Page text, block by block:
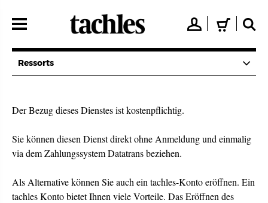
zum
👤 🛒 🔍
Ressorts
Der Bezug dieses Dienstes ist kostenpflichtig.
Sie können diesen Dienst direkt ohne Anmeldung und einmalig
via dem Zahlungssystem Datatrans beziehen.
Als Alternative können Sie auch ein tachles-Konto eröffnen. Ein
tachles Konto bietet Ihnen viele Vorteile. Das Eröffnen des